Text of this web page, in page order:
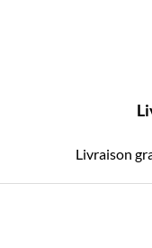
Livraison